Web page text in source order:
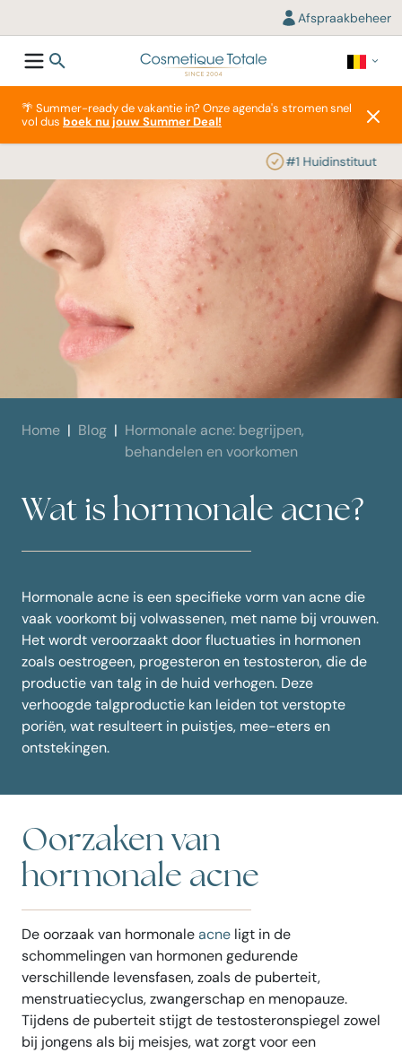
Afspraakbeheer
🌴 Summer-ready de vakantie in? Onze agenda's stromen snel
vol dus boek nu jouw Summer Deal!
Home Blog
Hormonale acne: begrijpen,
behandelen en voorkomen
Wat is hormonale acne?
Hormonale acne is een specifieke vorm van acne die
vaak voorkomt bij volwassenen, met name bij vrouwen.
Het wordt veroorzaakt door fluctuaties in hormonen
zoals oestrogeen, progesteron en testosteron, die de
productie van talg in de huid verhogen. Deze
verhoogde talgproductie kan leiden tot verstopte
poriën, wat resulteert in puistjes, mee-eters en
ontstekingen.
Oorzaken van
hormonale acne
De oorzaak van hormonaleacne ligt in de
schommelingen van hormonen gedurende
verschillende levensfasen, zoals de puberteit,
menstruatiecyclus, zwangerschap en menopauze.
Tijdens de puberteit stijgt de testosteronspiegel zowel
bij jongens als bij meisjes, wat zorgt voor een